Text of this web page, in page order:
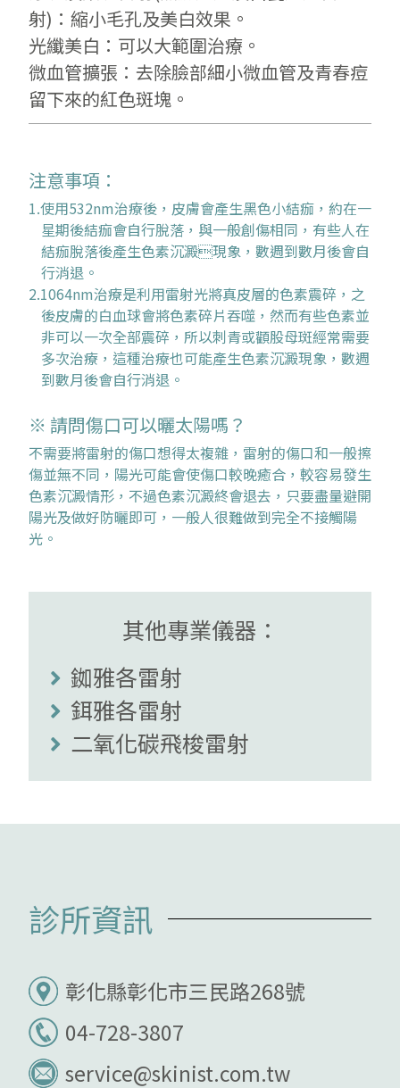
射)：縮小毛孔及美白效果。
光纖美白：可以大範圍治療。
微血管擴張：去除臉部細小微血管及青春痘
留下來的紅色斑塊。
注意事項：
1.使用532nm治療後，皮膚會產生黑色小結痂，約在一
星期後結痂會自行脫落，與一般創傷相同，有些人在
結痂脫落後產生色素沉澱現象，數週到數月後會自
行消退。
2.1064nm治療是利用雷射光將真皮層的色素震碎，之
後皮膚的白血球會將色素碎片吞噬，然而有些色素並
非可以一次全部震碎，所以刺青或顴股母斑經常需要
多次治療，這種治療也可能產生色素沉澱現象，數週
到數月後會自行消退。
※ 請問傷口可以曬太陽嗎？
不需要將雷射的傷口想得太複雜，雷射的傷口和一般擦
傷並無不同，陽光可能會使傷口較晚癒合，較容易發生
色素沉澱情形，不過色素沉澱終會退去，只要盡量避開
陽光及做好防曬即可，一般人很難做到完全不接觸陽
光。
其他專業儀器：
銣雅各雷射
鉺雅各雷射
二氧化碳飛梭雷射
診所資訊
彰化縣彰化市三民路268號
04-728-3807
service@skinist.com.tw